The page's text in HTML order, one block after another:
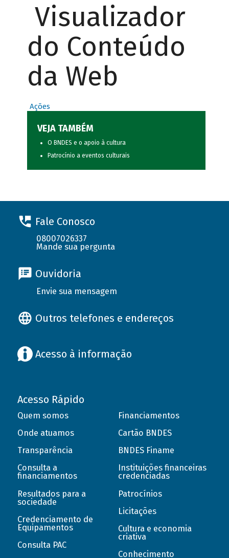
Visualizador
do Conteúdo
da Web
Ações
VEJA TAMBÉM
O BNDES e o apoio à cultura
Patrocínio a eventos culturais
Fale Conosco
08007026337
Mande sua pergunta
Ouvidoria
Envie sua mensagem
Outros telefones e endereços
Acesso à informação
Acesso Rápido
Quem somos
Onde atuamos
Transparência
Consulta a
financiamentos
Resultados para a
sociedade
Credenciamento de
Equipamentos
Consulta PAC
Financiamentos
Cartão BNDES
BNDES Finame
Instituições financeiras
credenciadas
Patrocínios
Licitações
Cultura e economia
criativa
Conhecimento